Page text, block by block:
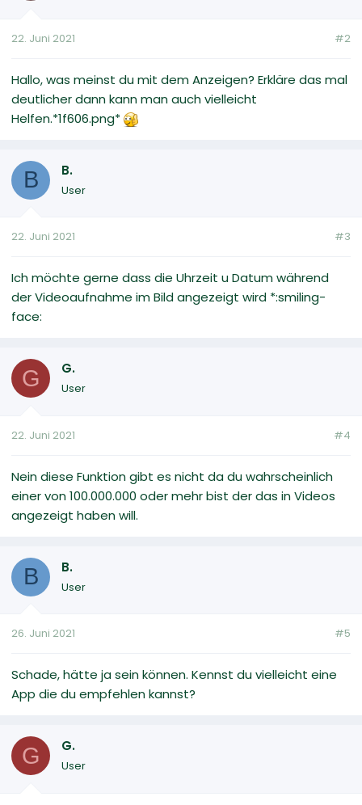
22. Juni 2021 #2
Hallo, was meinst du mit dem Anzeigen? Erkläre das mal
deutlicher dann kann man auch vielleicht
Helfen.*1f606.png*
B B.
User
22. Juni 2021 #3
Ich möchte gerne dass die Uhrzeit u Datum während
der Videoaufnahme im Bild angezeigt wird *:smiling-
face:
G G.
User
22. Juni 2021 #4
Nein diese Funktion gibt es nicht da du wahrscheinlich
einer von 100.000.000 oder mehr bist der das in Videos
angezeigt haben will.
B B.
User
26. Juni 2021 #5
Schade, hätte ja sein können. Kennst du vielleicht eine
App die du empfehlen kannst?
G G.
User